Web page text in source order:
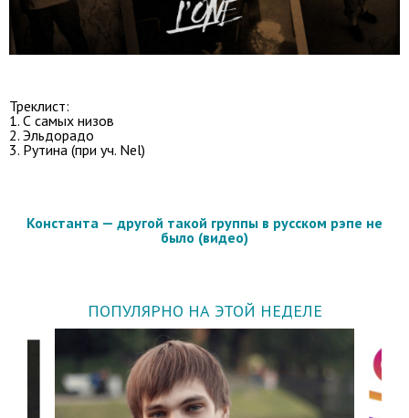
Треклист:
1. С самых низов
2. Эльдорадо
3. Рутина (при уч. Nel)
Константа — другой такой группы в русском рэпе не
было (видео)
ПОПУЛЯРНО НА ЭТОЙ НЕДЕЛЕ